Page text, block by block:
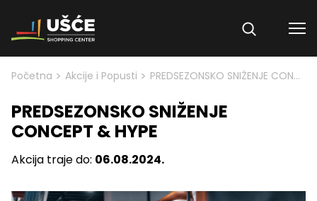
Skip to content
Početna > Akcije i Popusti > PREDSEZONSKO SNIŽENJE CONCEPT & HYPE
PREDSEZONSKO SNIŽENJE
CONCEPT & HYPE
Akcija traje do: 06.08.2024.